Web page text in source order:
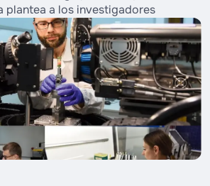
plantea a los investigadores